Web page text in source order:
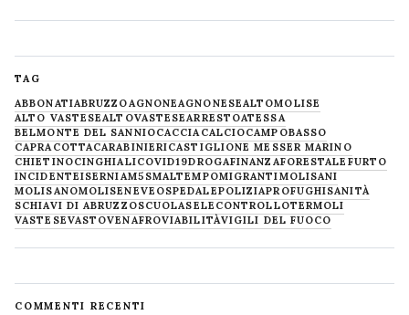
TAG
ABBONATIABRUZZOAGNONEAGNONESEALTOMOLISE
ALTO VASTESEALTOVASTESEARRESTOATESSA
BELMONTE DEL SANNIOCACCIACALCIOCAMPOBASSO
CAPRACOTTACARABINIERICASTIGLIONE MESSER MARINO
CHIETINOCINGHIALICOVID19DROGAFINANZAFORESTALE FURTO
INCIDENTEISERNIAM5SMALTEMPOMIGRANTIMOLISANI
MOLISANOMOLISENEVE OSPEDALEPOLIZIAPROFUGHISANITÀ
SCHIAVI DI ABRUZZOSCUOLASELECONTROLLOTERMOLI
VASTESEVASTOVENAFROVIABILITÀVIGILI DEL FUOCO
COMMENTI RECENTI